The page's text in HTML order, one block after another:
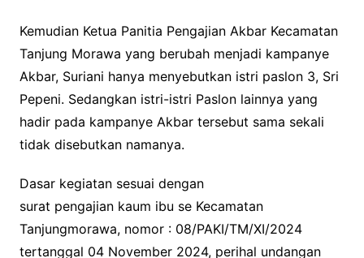
Kemudian Ketua Panitia Pengajian Akbar Kecamatan
Tanjung Morawa yang berubah menjadi kampanye
Akbar, Suriani hanya menyebutkan istri paslon 3, Sri
Pepeni. Sedangkan istri-istri Paslon lainnya yang
hadir pada kampanye Akbar tersebut sama sekali
tidak disebutkan namanya.
Dasar kegiatan sesuai dengan
surat pengajian kaum ibu se Kecamatan
Tanjungmorawa, nomor : 08/PAKI/TM/XI/2024
tertanggal 04 November 2024, perihal undangan